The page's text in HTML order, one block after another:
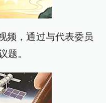
频，通过与代表委员
题。